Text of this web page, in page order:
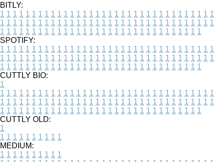
BITLY:
1 1 1 1 1 1 1 1 1 1 1 1 1 1 1 1 1 1 1 1 1 1 1 1 1 1 1 1 1 1 1 1 1 1
1 1 1 1 1 1 1 1 1 1 1 1 1 1 1 1 1 1 1 1 1 1 1 1 1 1 1 1 1 1 1 1 1 1
1 1 1 1 1 1 1 1 1 1 1 1 1 1 1 1 1 1 1 1 1 1 1 1 1 1 1 1 1 1 1 1
SPOTIFY:
1 1 1 1 1 1 1 1 1 1 1 1 1 1 1 1 1 1 1 1 1 1 1 1 1 1 1 1 1 1 1 1 1 1
1 1 1 1 1 1 1 1 1 1 1 1 1 1 1 1 1 1 1 1 1 1 1 1 1 1 1 1 1 1 1 1 1 1
1 1 1 1 1 1 1 1 1 1 1 1 1 1 1 1 1 1 1 1 1 1 1 1 1 1 1 1 1 1 1 1
CUTTLY BIO:
1
1 1 1 1 1 1 1 1 1 1 1 1 1 1 1 1 1 1 1 1 1 1 1 1 1 1 1 1 1 1 1 1 1 1
1 1 1 1 1 1 1 1 1 1 1 1 1 1 1 1 1 1 1 1 1 1 1 1 1 1 1 1 1 1 1 1 1 1
1 1 1 1 1 1 1 1 1 1 1 1 1 1 1 1 1 1 1 1 1 1 1 1 1 1 1 1 1 1 1 1
CUTTLY OLD:
1
1 1 1 1 1 1 1 1 1 1
MEDIUM:
1 1 1 1 1 1 1 1 1 1